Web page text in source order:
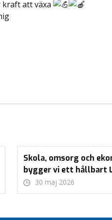
kraft att växa
Skola, omsorg och
bygger vi ett hållbart
30 maj 2026